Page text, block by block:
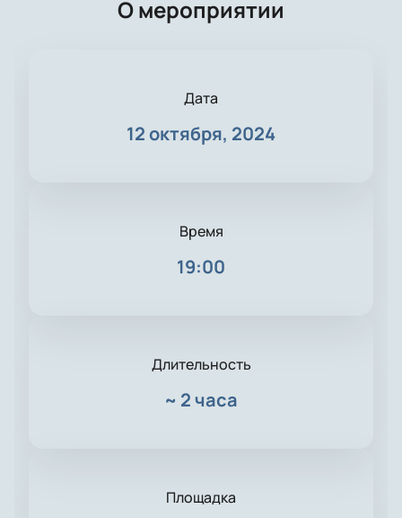
О мероприятии
Дата
12 октября, 2024
Время
19:00
Длительность
~ 2 часа
Площадка